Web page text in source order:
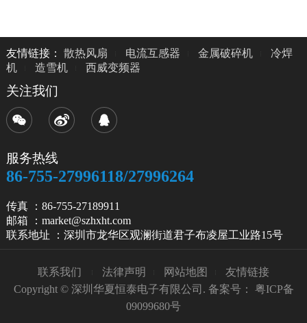
友情链接： 散热风扇 电流互感器 金属破碎机
冷焊
机
造雪机 西威变频器
关注我们
服务热线
86-755-27996118/27996264
传真 ：86-755-27189911
邮箱 ：market@szhxht.com
联系地址 ：深圳市龙华区观澜街道君子布凌屋工业路15号
联系我们 法律声明 网站地图
友情链接
Copyright © 深圳华夏恒泰电子有限公司. 备案号： 粤ICP备
09099680号